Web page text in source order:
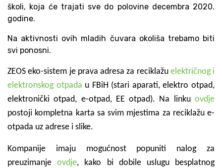
školi, koja će trajati sve do polovine decembra 2020.
godine.
Na aktivnosti ovih mladih čuvara okoliša trebamo biti
svi ponosni.
ZEOS eko-sistem je prava adresa za reciklažu električnog i
elektronskog otpada u FBiH (stari aparati, elektro otpad,
elektronički otpad, e-otpad, EE otpad). Na linku ovdje
postoji kompletna karta sa svim mjestima za reciklažu e-
otpada uz adrese i slike.
Kompanije imaju mogućnost popuniti nalog za
preuzimanjeovdje, kako bi dobile uslugu besplatnog